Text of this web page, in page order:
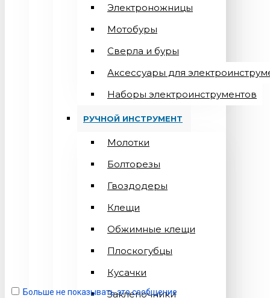
Электроножницы
Мотобуры
Сверла и буры
Аксессуары для
Наборы электроинструментов
РУЧНОЙ ИНСТРУМЕНТ
Молотки
Болторезы
Гвоздодеры
Клещи
Обжимные клещи
Плоскогубцы
Кусачки
Заклепочники
Больше не показывать это сообщение